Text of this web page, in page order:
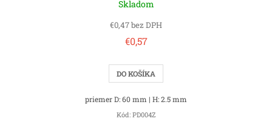
Skladom
€0,47 bez DPH
€0,57
DO KOŠÍKA
priemer D: 60 mm | H: 2.5 mm
Kód: PD004Z